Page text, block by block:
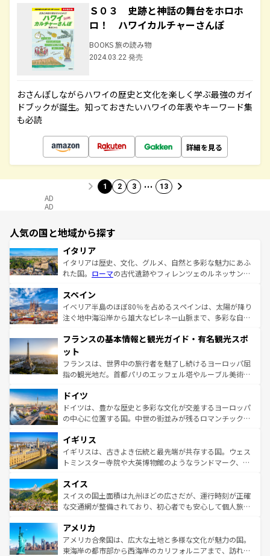
Ｓ０３ 史跡と神話の舞台をホロホ
ロ！ ハワイカルチャーさんぽ
BOOKS 旅の読み物
2024.03.22 発売
おさんぽしながらハワイの歴史と文化を楽しく学ぶ最強のガイ
ドブックが誕生。知っておきたいハワイの年表やキーワード集
も必読
詳細を見る
1 2 3 … 13
AD
AD
人気の国と地域から探す
イタリア
イタリアは歴史、文化、グルメ、自然と多彩な魅力にあふ
れた国。 ローマの古代遺跡やフィレンツェのルネッサンス
ろん、トスカーナの美しい田園風景やアマルフィ海岸の絶
景など、自然景観も見逃せない。観光の合間には、本場の
ピザやパスタなど、絶品のイタリア料理を堪能することも
ませてくれるイタリアで、忘れられない旅をしてみよう！
なお、新着のイタリア情報は
しい。
スペイン
イベリア半島のほぼ80％を占めるスペインは、太陽が降り
注ぐ地中海沿岸から雄大なピレネー山脈まで、多彩な自然
文化が根付くこの国では、情熱的なフラメンコ、熱気あふ
れる闘牛、そして美味しいタパスが生活の一部となってい
る。首都マドリードの洗練された雰囲気や、バルセロナの
アートに溢れた街角から、地方では古代ローマ遺跡や中世
せる。地方によって風土や気候が異なるスペインはその個
性で訪れる人を魅了する。 なお、新着のスペイン情報は コ
ンテンツ一覧を参照してほしい。
フランスの基本情報と観光ガイド・有名観光スポ
ット
フランスは、世界中の旅行者を魅了し続けるヨーロッパ屈
指の観光地だ。首都パリのエッフェル塔やルーブル美術館
で、幅広い魅力が詰まっている。華麗な宮殿、歴史的な大
聖堂、美しいビーチ、そして豊かな自然が、訪れる者を心
から魅了する。また、フランスは美食の国としても知ら
いる。シャンパンの発祥地であるランス、プロヴァンスの
香り高いラベンダー畑など、多彩な楽しみ方が可能だ。さ
らに、パリ以外の地域にも魅力が溢れており、どの街角に
れる地方に足を運ぶとそれぞれで全く異なる文化を体験で
きるだろう。 なお、新着のフランス情報はコンテンツ一覧
を参照してほしい。
ドイツ
ドイツは、豊かな歴史と多彩な文化が交差するヨーロッパ
の中心に位置する国。中世の街並みが残るロマンチック街
顔を持つこの国は、どこを歩いても飽きることがない。ベ
ルリンの文化的活気、バイエルン州のアルプスの絶景、そ
してライン川沿いのワイン畑といった風景は必見。ビール
は、お酒好きな人にはぜひ体験してほしい。 なお、新着の
ドイツ情報はコンテンツ一覧を参照してほしい。
イギリス
イギリスは、古きよき伝統と最先端が共存する国。ウェス
トミンスター寺院や大英博物館のようなランドマーク、歴
リアごとに異なる魅力がある。また、優雅なアフタヌーン
ティー、ビール好きにはたまらない英国パブ、サッカー観
戦など、本場だからこそできる体験も豊富。イギリスを旅
ンツ一覧を参照してほしい。
スイス
スイスの国土面積は九州ほどの広さだが、運行時刻が正確
な交通網が整備されており、初心者でも安心して個人旅行
の建物がそのまま残る町や、スイスならではのユニークな
博物館もあり、アルプス観光だけでなく町歩きも満喫する
ことができる。国民の所得が高いため物価も高いが、旅行
アメリカ
アメリカ合衆国は、広大な土地と多様な文化が魅力の国。
東海岸の都市部から西海岸のカリフォルニアまで、訪れる